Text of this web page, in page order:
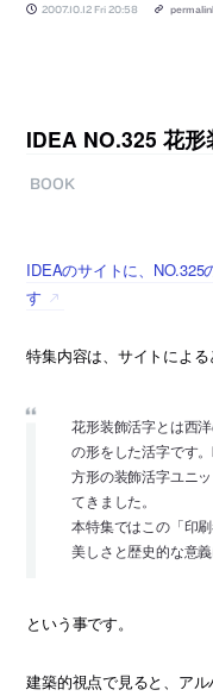
2007.10.12 Fri 20:58
IDEA NO.325 花
BOOK
IDEAのサイトに、NO.325
す
特集内容は、サイトによる
花形装飾活字とは西
の形をした活字です
方形の装飾活字ユニ
てきました。
本特集ではこの「印
美しさと歴史的な意義
という事です。
建築的視点で見ると、アル